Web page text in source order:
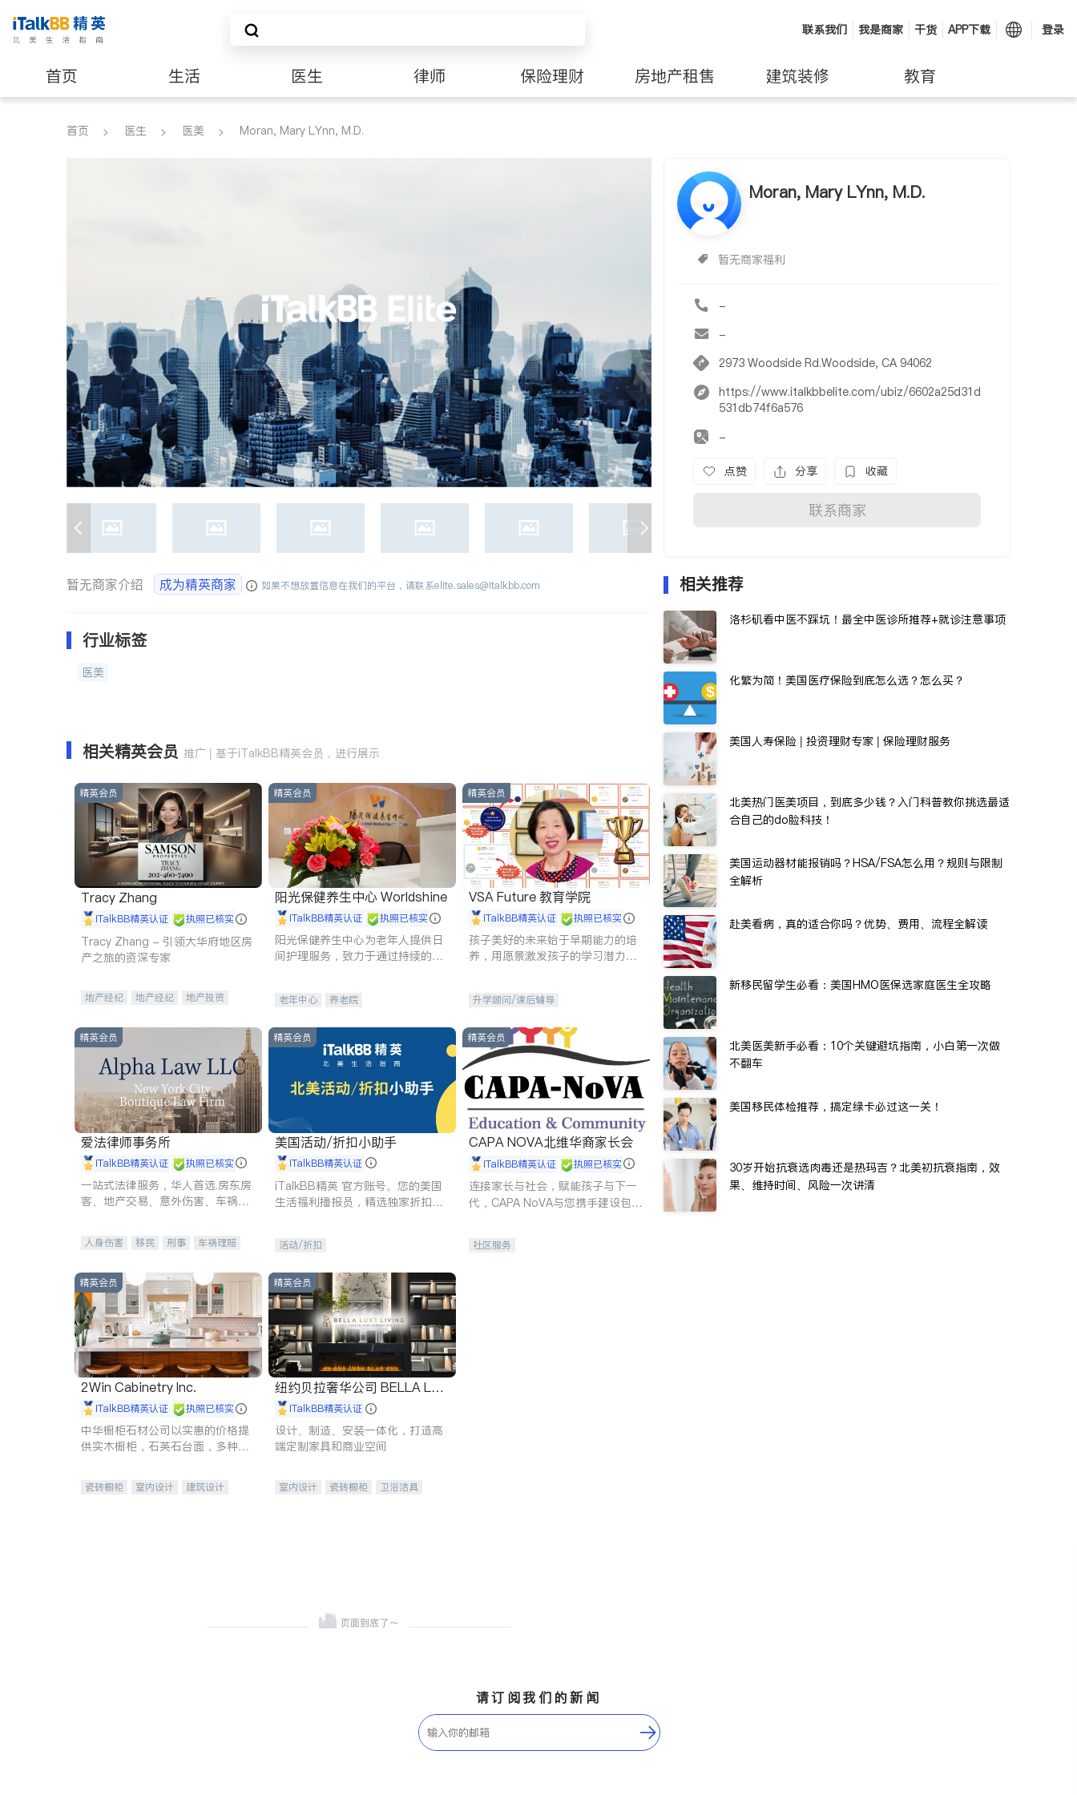
联系我们 我是商家 干货 APP下载 登录
首页 生活 医生 律师 保险理财 房地产租售 建筑装修 教育
养老 非盈利组织
首页 医生 医美 Moran, Mary LYnn, M.D.
Moran, Mary LYnn, M.D.
暂无商家福利
-
-
2973 Woodside Rd.Woodside, CA 94062
https://www.italkbbelite.com/ubiz/6602a25d31d
531db74f6a576
-
点赞 分享 收藏
联系商家
暂无商家介绍 成为精英商家 如果不想放置信息在我们的平台，请联系elite.sales@italkbb.com
行业标签
医美
相关精英会员 推广 | 基于iTalkBB精英会员，进行展示
精英会员
Tracy Zhang
iTalkBB精英认证 执照已核实
Tracy Zhang - 引领大华府地区房
产之旅的资深专家
地产经纪 地产经纪
地产投资
精英会员
阳光保健养生中心 Worldshine
iTalkBB精英认证 执照已核实
阳光保健养生中心为老年人提供日
间护理服务，致力于通过持续的护
老年中心 养老院
精英会员
VSA Future 教育学院
iTalkBB精英认证 执照已核实
孩子美好的未来始于早期能力的培
养，用愿景激发孩子的学习潜力和
升学顾问/课后辅导
精英会员
爱法律师事务所
iTalkBB精英认证 执照已核实
一站式法律服务，华人首选.房东房
客、地产交易、意外伤害、车祸重
人身伤害 移民 刑事
车祸理赔
商标注册
索赔 律师-其它 保释
精英会员
美国活动/折扣小助手
iTalkBB精英认证
iTalkBB精英 官方账号。您的美国
生活福利播报员，精选独家折扣、
活动/折扣
精英会员
CAPA NOVA北维华裔家长会
iTalkBB精英认证 执照已核实
连接家长与社会，赋能孩子与下一
代，CAPA NoVA与您携手建设包
社区服务
精英会员
2Win Cabinetry Inc.
iTalkBB精英认证 执照已核实
中华橱柜石材公司以实惠的价格提
供实木橱柜，石英石台面，多种优
机。品质厨房，家的选择。
瓷砖橱柜 室内设计
建筑设计
精英会员
纽约贝拉奢华公司 BELLA LUX
E iTalkBB精英认证
设计、制造、安装一体化，打造高
端定制家具和商业空间
室内设计 瓷砖橱柜
卫浴洁具
相关推荐
洛杉矶看中医不踩坑！最全中医诊所推荐+就诊注意事项
化繁为简！美国医疗保险到底怎么选？怎么买？
美国人寿保险 | 投资理财专家 | 保险理财服务
北美热门医美项目，到底多少钱？入门科普教你挑选最适
合自己的do脸科技！
美国运动器材能报销吗？HSA/FSA怎么用？规则与限制
全解析
赴美看病，真的适合你吗？优势、费用、流程全解读
新移民留学生必看：美国HMO医保选家庭医生全攻略
北美医美新手必看：10个关键避坑指南，小白第一次做
不翻车
美国移民体检推荐，搞定绿卡必过这一关！
30岁开始抗衰选肉毒还是热玛吉？北美初抗衰指南，效
果、维持时间、风险一次讲清
请订阅我们的新闻